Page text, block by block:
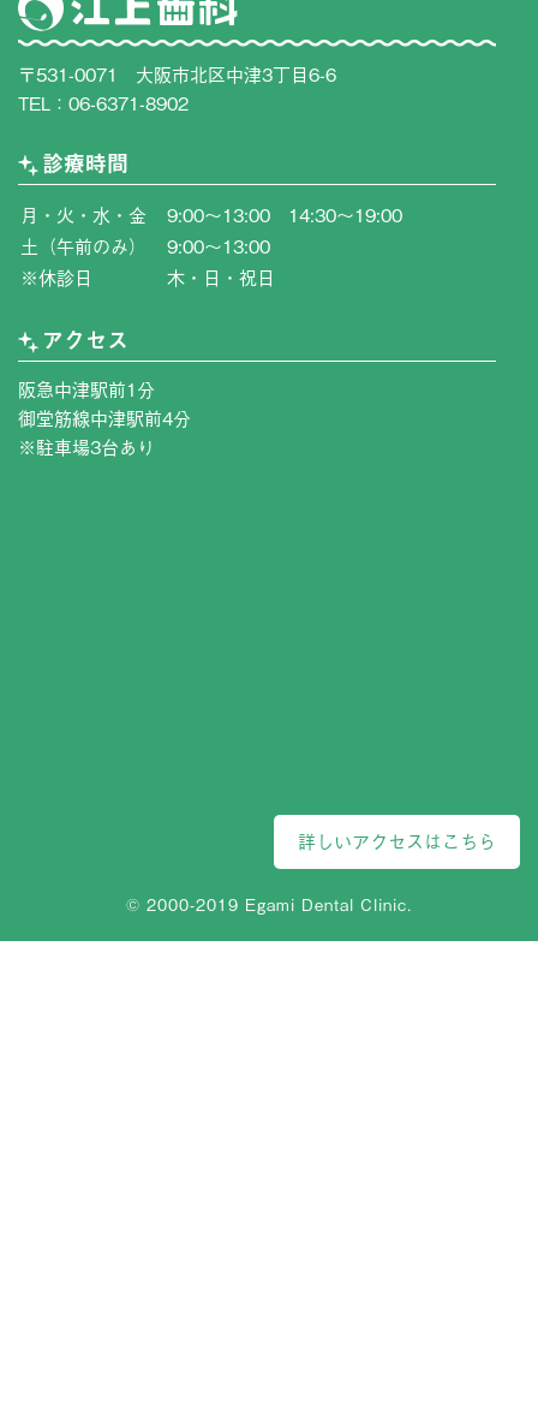
〒531-0071 大阪市北区中津3丁目6-6
TEL： 06-6371-8902
診療時間
月・火・水・金
9:00〜13:00 14:30〜19:00
土（午前のみ）
9:00〜13:00
※休診日
木・日・祝日
アクセス
阪急中津駅前1分
御堂筋線中津駅前4分
※駐車場3台あり
詳しいアクセスはこちら
© 2000-2019 Egami Dental Clinic.